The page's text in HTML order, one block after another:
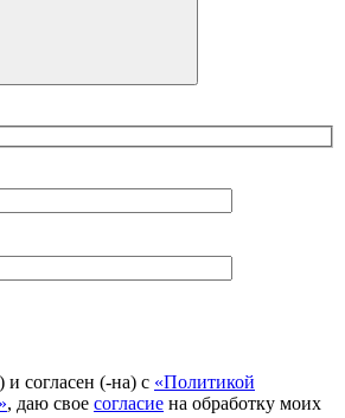
согласен (-на) с «Политикой
, даю свое согласие на обработку моих